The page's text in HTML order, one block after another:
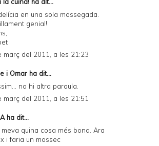
la cuina! ha dit...
en una sola mossegada.
genial!
març del 2011, a les 21:23
i Omar ha dit...
no hi altra paraula.
març del 2011, a les 21:51
ha dit...
meva quina cosa més bona. Ara
i faria un mossec